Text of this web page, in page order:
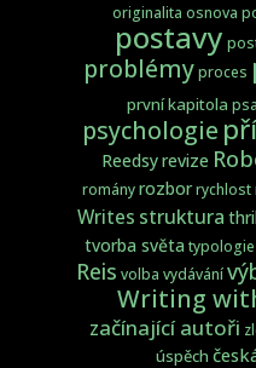
originalita osnova
postavy
problémyproces
první kapitola
psychologie
Reedsyrevize
rományrozborrychlost
Writes struktura
tvorba světa typologie
Reis volba vydávání
Writing
začínající autoři
úspěch